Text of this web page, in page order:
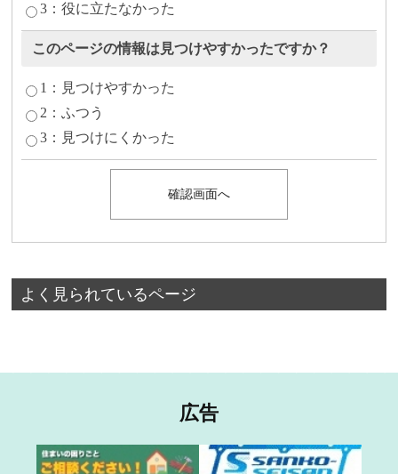
3：役に立たなかった
このページの情報は見つけやすかったですか？
1：見つけやすかった
2：ふつう
3：見つけにくかった
よく見られているページ
広告